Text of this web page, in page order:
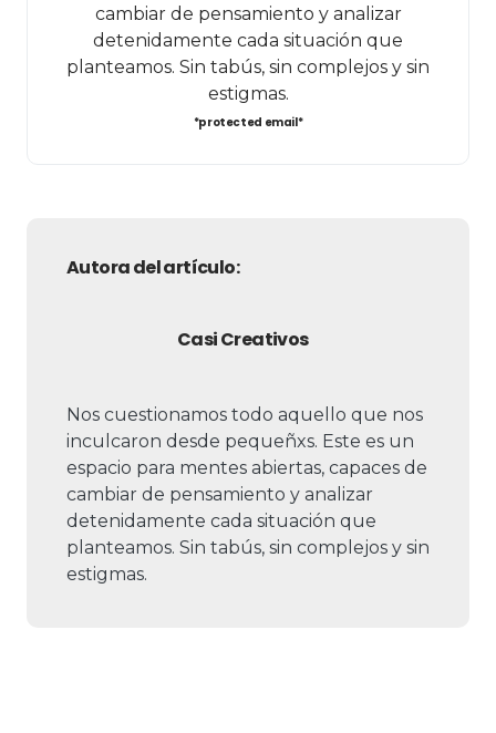
cambiar de pensamiento y analizar
detenidamente cada situación que
planteamos. Sin tabús, sin complejos y sin
estigmas.
*protected email*
Autora del artículo:
Casi Creativos
Nos cuestionamos todo aquello que nos
inculcaron desde pequeñxs. Este es un
espacio para mentes abiertas, capaces de
cambiar de pensamiento y analizar
detenidamente cada situación que
planteamos. Sin tabús, sin complejos y sin
estigmas.